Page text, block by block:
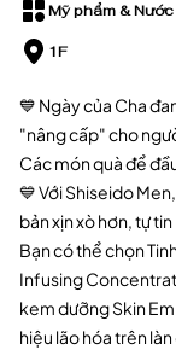
Mỹ phẩm &
1F
💙 Ngày của Cha
"nâng cấp" cho
Các món quà để
💙 Với Shiseido
bản xịn xò hơn, tự
Bạn có thể chọn
Infusing
kem dưỡng Skin
hiệu lão hóa trên